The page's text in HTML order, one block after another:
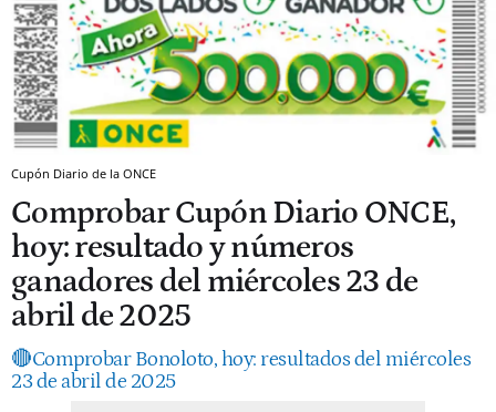
Cupón Diario de la ONCE
Comprobar Cupón Diario ONCE,
hoy: resultado y números
ganadores del miércoles 23 de
abril de 2025
🔴Comprobar Bonoloto, hoy: resultados del miércoles
23 de abril de 2025